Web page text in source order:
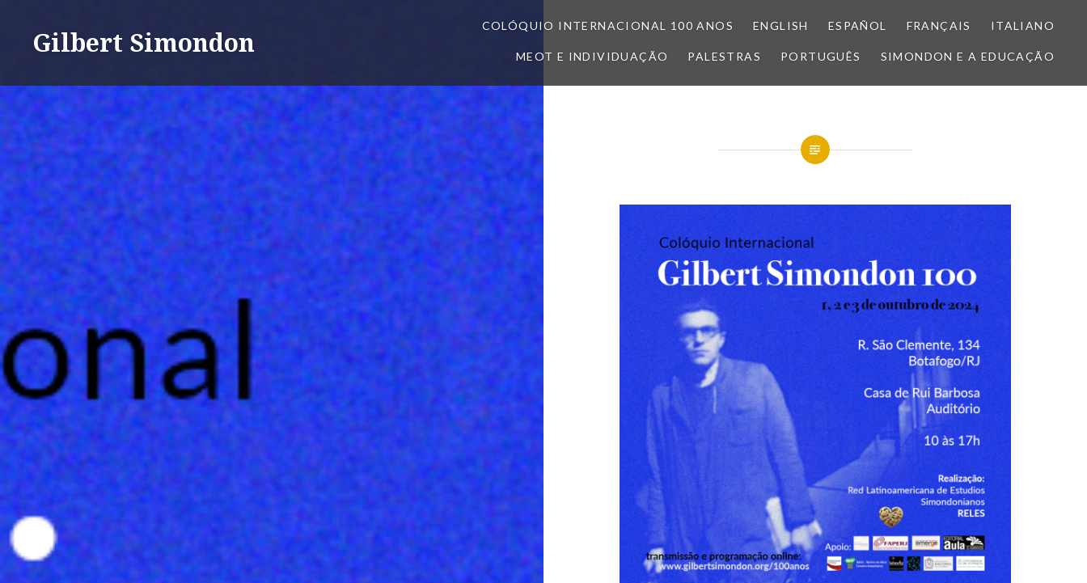
conteúdoGilbert Simondon
COLÓQUIO INTERNACIONAL 100 ANOS ENGLISH ESPAÑOL FRANÇAIS ITALIANO
MEOT E INDIVIDUAÇÃO PALESTRAS PORTUGUÊS SIMONDON E A EDUCAÇÃO